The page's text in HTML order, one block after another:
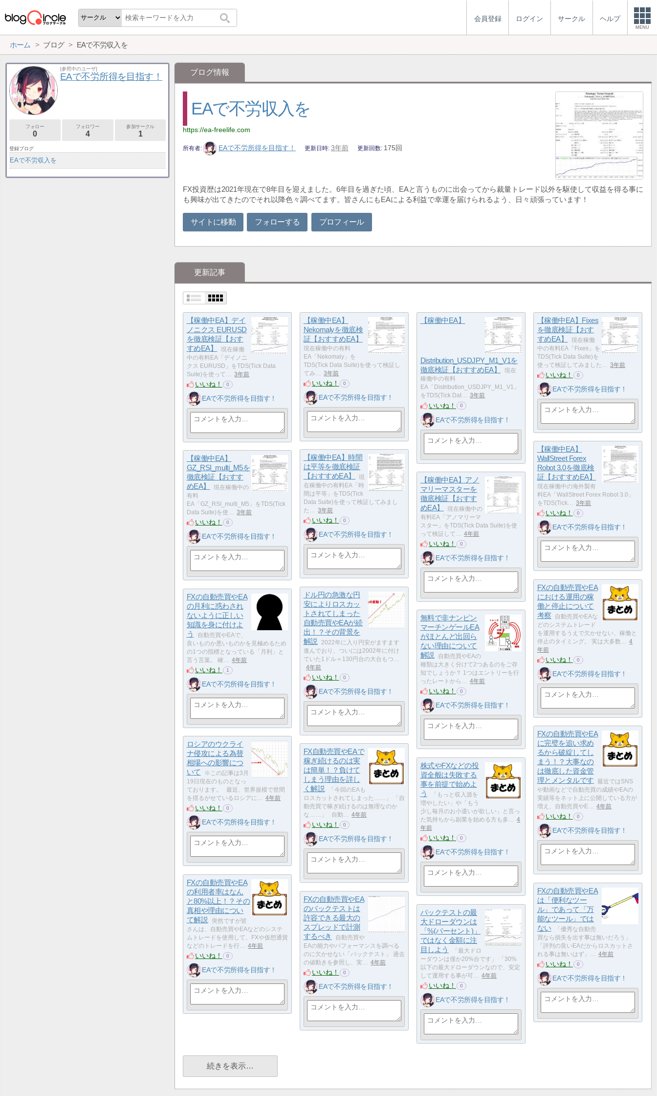
会員登録 ログイン サークル ヘルプ
MENU
ホーム ブログ EAで不労収入を
ブログ情報
EAで不労収入を
https://ea-freelife.com
所有者 EAで不労所得を目指す！ 更新日時 3年前 更新回数 175回
FX投資歴は2021年現在で8年目を迎えました。6年目を過ぎた頃、EAと言うものに出会ってから裁量トレード以外を駆使して収益を得る事に
も興味が出てきたのでそれ以降色々調べてます。皆さんにもEAによる利益で幸運を届けられるよう、日々頑張っています！
サイトに移動 フォローする プロフィール
更新記事
【稼働中EA】デイ
ノニクス EURUSD
を徹底検証【おす
すめEA】
現在稼働
中の有料EA「デイノニ
クス EURUSD」をTDS(Tick Data
Suite)を使って…
3年前
いいね！ 0
EAで不労所得を目指す！
【稼働中EA】
Nekomalyを徹底検
証【おすすめEA】
現在稼働中の有料
EA「Nekomaly」を
TDS(Tick Data Suite)を使って検証し
てみ…
3年前
いいね！ 0
EAで不労所得を目指す！
【稼働中EA】
Distribution_USDJPY_M1_V1を
徹底検証【おすすめEA】
現在
稼働中の有料
EA「Distribution_USDJPY_M1_V1」
をTDS(Tick Dat…
3年前
いいね！ 0
EAで不労所得を目指す！
【稼働中EA】Fixes
を徹底検証【おす
すめEA】
現在稼働
中の有料EA「Fixes」を
TDS(Tick Data Suite)を
使って検証してみました…
3年前
いいね！ 0
EAで不労所得を目指す！
【稼働中EA】
WallStreet Forex
Robot 3.0を徹底検
証【おすすめEA】
現在稼働中の海外製有
料EA「WallStreet Forex Robot 3.0」
をTDS(Tick…
3年前
いいね！ 0
EAで不労所得を目指す！
【稼働中EA】時間
は平等を徹底検証
【おすすめEA】
現
在稼働中の有料EA「時
間は平等」をTDS(Tick
Data Suite)を使って検証してみまし
た…
3年前
いいね！ 0
EAで不労所得を目指す！
【稼働中EA】
GZ_RSI_multi_M5を
徹底検証【おすす
めEA】
現在稼働中の
有料
EA「GZ_RSI_multi_M5」をTDS(Tick
Data Suite)を使…
3年前
いいね！ 0
EAで不労所得を目指す！
【稼働中EA】アノ
マリーマスターを
徹底検証【おすす
めEA】
現在稼働中の
有料EA「アノマリーマ
スター」をTDS(Tick Data Suite)を使
って検証して…
4年前
いいね！ 0
EAで不労所得を目指す！
FXの自動売買やEA
における運用の稼
働と停止について
考察
自動売買やEAな
どのシステムトレード
を運用するうえで欠かせない、稼働と
停止のタイミング。 実は大多数…
4
年前
いいね！ 0
EAで不労所得を目指す！
ドル円の急激な円
安によりロスカッ
トされてしまった
自動売買やEAが続
出！？その背景を
解説
2022年に入り円安がますます
進んでおり、ついには2002年に付け
ていた1ドル＝130円台の大台もつ…
4年前
いいね！ 0
EAで不労所得を目指す！
FXの自動売買やEA
の月利に惑わされ
ないように正しい
知識を身に付けよ
う
自動売買やEAで、
良いものか悪いものかを見極めるため
の1つの指標となっている「月利」と
言う言葉。 確…
4年前
いいね！ 1
EAで不労所得を目指す！
無料で非ナンピン
マーチンゲールEA
がほとんど出回ら
ない理由について
解説
自動売買やEAの
種類は大きく分けて2つあるのをご存
知でしょうか？ 1つはエントリーを行
ったレートから…
4年前
いいね！ 0
EAで不労所得を目指す！
FXの自動売買やEA
に完璧を追い求め
るから破綻してし
まう！？大事なの
は徹底した資金管
理とメンタルです
最近ではSNS
や動画などで自動売買の成績やEAの
実績等をネット上に公開している方が
増え、自動売買やE…
4年前
いいね！ 0
EAで不労所得を目指す！
ロシアのウクライ
ナ侵攻による為替
相場への影響につ
いて
※この記事は3月
19日現在のものとなっ
ております。 最近、世界規模で世間
を揺るがせているロシアに…
4年前
いいね！ 0
EAで不労所得を目指す！
FX自動売買やEAで
稼ぎ続けるのは実
は簡単！？負けて
しまう理由を詳し
く解説
「今回のEAも
ロスカットされてしまった……」 「自
動売買で稼ぎ続けるのは無理なのか
な……」 自動…
4年前
いいね！ 0
EAで不労所得を目指す！
株式やFXなどの投
資全般は失敗する
事を前提で始めよ
う
「もっと収入源を
増やしたい」や「もう
少し毎月のお小遣いが欲しい」と言っ
た気持ちから副業を始める方も多…
4
年前
いいね！ 0
EAで不労所得を目指す！
FXの自動売買やEA
の利用者率はなん
と80%以上！？その
真相や理由につい
て解説
突然ですが皆
さんは、自動売買やEAなどのシステ
ムトレードを使用して、FXや仮想通貨
などのトレードを行…
4年前
いいね！ 0
EAで不労所得を目指す！
FXの自動売買やEA
は「便利なツー
ル」であって「万
能なツール」では
ない
「優秀な自動売
買なら損失を出す事は無いだろう」
「評判の良いEAだからロスカットさ
れる事は無いはず」…
4年前
いいね！ 0
EAで不労所得を目指す！
FXの自動売買やEA
のバックテストは
許容できる最大の
スプレッドで計測
するべき
自動売買や
EAの能力やパフォーマンスを調べる
のに欠かせない「バックテスト」 過去
の値動きを参照し、実…
4年前
いいね！ 0
EAで不労所得を目指す！
バックテストの最
大ドローダウンは
「%(パーセント)」
ではなく金額に注
目しよう
「最大ドロ
ーダウンは僅か20%台です」 「30%
以下の最大ドローダウンなので、安定
して運用する事が可…
4年前
いいね！ 0
EAで不労所得を目指す！
続きを表示…
[参照中のユーザ]
EAで不労所得を目指す！
フォロー
0
フォロワー
4
参加サークル
1
登録ブログ
EAで不労収入を